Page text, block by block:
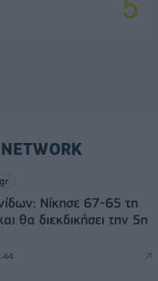
Νίκησε 67-65 τη
θα διεκδικήσει την 5η